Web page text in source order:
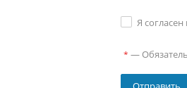
Я
* —